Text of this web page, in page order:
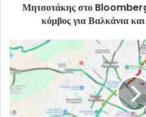
Μητσοτάκης στο
κόμβος για Βαλκάνια